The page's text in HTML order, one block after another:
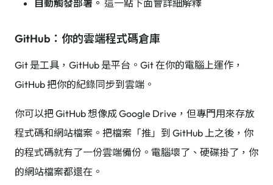
自動觸發部署。 這一點下面會詳細解釋
GitHub：你的雲端程式碼倉庫
Git 是工具，GitHub 是平台。Git 在你的電腦上運作，
GitHub 把你的紀錄同步到雲端。
你可以把 GitHub 想像成 Google Drive，但專門用來存放
程式碼和網站檔案。把檔案「推」到 GitHub 上之後，你
的程式碼就有了一份雲端備份。電腦壞了、硬碟掛了，你
的網站檔案都還在。